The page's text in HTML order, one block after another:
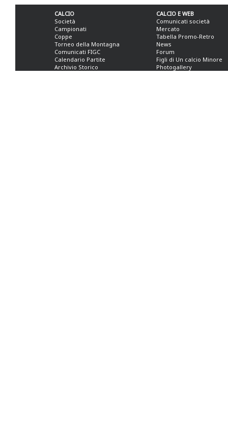
CALCIO
Società
Campionati
Coppe
Torneo della Montagna
Comunicati FIGC
Calendario Partite
Archivio Storico
CALCIO E WEB
Comunicati società
Mercato
Tabella Promo-Retro
News
Forum
Figli di Un calcio Minore
Photogallery